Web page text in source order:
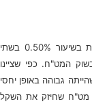
במהלך חודש מאי החליט בנק ישראל להוריד את הריבית בשיעור 0.50% בשתי
בשוק המט"ח. כפי שציינו
גבוהה באופן יחסי
מט"ח שחיזק את השקל